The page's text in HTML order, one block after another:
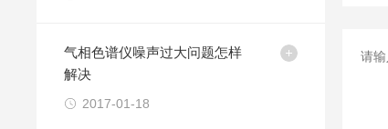
气相色谱仪噪声过大问题怎样
解决
2017-01-18